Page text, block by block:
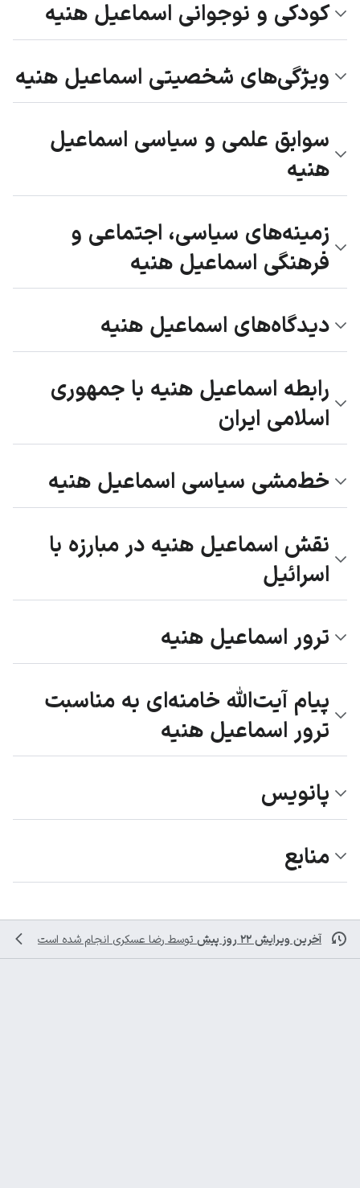
کودکی و نوجوانی اسماعیل هنیه
ویژگی‌های شخصیتی اسماعیل هنیه
سوابق علمی و سیاسی اسماعیل
هنیه
زمینه‌های سیاسی، اجتماعی و
فرهنگی اسماعیل هنیه
دیدگاه‌های اسماعیل هنیه
رابطه اسماعیل هنیه با جمهوری
اسلامی ایران
خط‌مشی سیاسی اسماعیل هنیه
نقش اسماعیل هنیه در مبارزه با
اسرائیل
ترور اسماعیل هنیه
پیام آیت‌الله خامنه‌ای به مناسبت
ترور اسماعیل هنیه
پانویس
منابع
آخرین ویرایش ۲۲ روز پیش توسط رضا عسکری انجام شده است